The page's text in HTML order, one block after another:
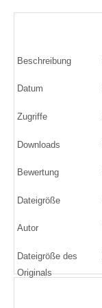
Beschreibung
Datum
Zugriffe
Downloads
Bewertung
Dateigröße
Autor
Dateigröße des
Originals